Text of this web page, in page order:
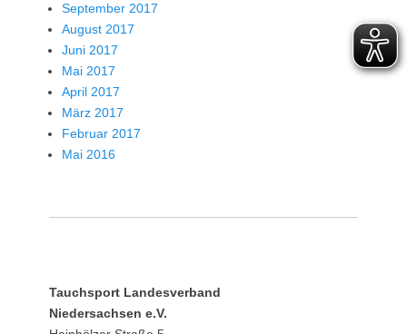
September 2017
August 2017
Juni 2017
Mai 2017
April 2017
März 2017
Februar 2017
Mai 2016
Tauchsport Landesverband
Niedersachsen e.V.